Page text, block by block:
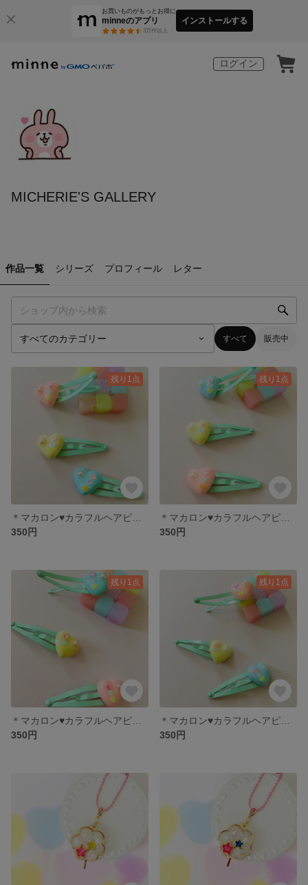
お買いものがもっとお得に
minneのアプリ
3万件以上
インストールする
ログイン
MICHERIE'S GALLERY
作品一覧 シリーズ プロフィール レター
すべて 販売中
残り1点
350円
残り1点
350円
残り1点
350円
残り1点
350円